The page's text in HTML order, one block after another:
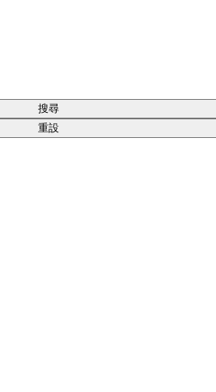
搜尋
重設